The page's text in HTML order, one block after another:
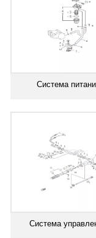
Система
Система